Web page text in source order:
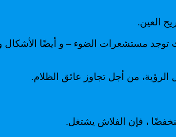
العين.
مستشعرات الضوء – و أيضًا الأشكال
الرؤية، من أجل تجاوز عائق الظلام.
، فإن الفلاش يشتغل.